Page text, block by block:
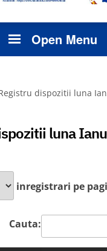
Open Menu
dispozitii luna
luna
inregistrari pe
Cauta: